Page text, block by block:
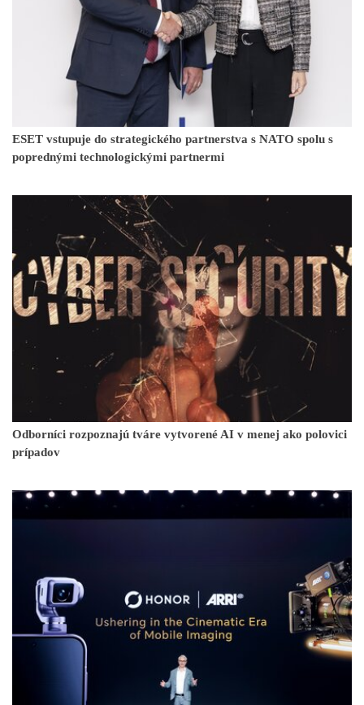
ESET vstupuje do strategického partnerstva s NATO spolu s
poprednými technologickými partnermi
Odborníci rozpoznajú tváre vytvorené AI v menej ako polovici
prípadov